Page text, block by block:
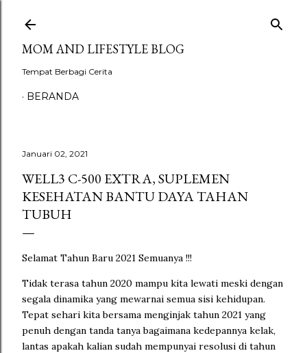
MOM AND LIFESTYLE BLOG
Tempat Berbagi Cerita
BERANDA
Januari 02, 2021
WELL3 C-500 EXTRA, SUPLEMEN
KESEHATAN BANTU DAYA TAHAN
TUBUH
Selamat Tahun Baru 2021 Semuanya !!!
Tidak terasa tahun 2020 mampu kita lewati meski dengan
segala dinamika yang mewarnai semua sisi kehidupan.
Tepat sehari kita bersama menginjak tahun 2021 yang
penuh dengan tanda tanya bagaimana kedepannya kelak,
lantas apakah kalian sudah mempunyai resolusi di tahun